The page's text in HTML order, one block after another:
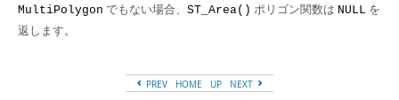
MultiPolygon でもない場合、 ST_Area() ポリゴン関数は NULL を
返します。
PREV HOME UP NEXT